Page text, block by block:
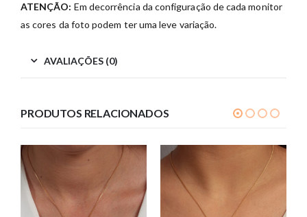
ATENÇÃO: Em decorrência da configuração de cada monitor
as cores da foto podem ter uma leve variação.
AVALIAÇÕES (0)
PRODUTOS RELACIONADOS